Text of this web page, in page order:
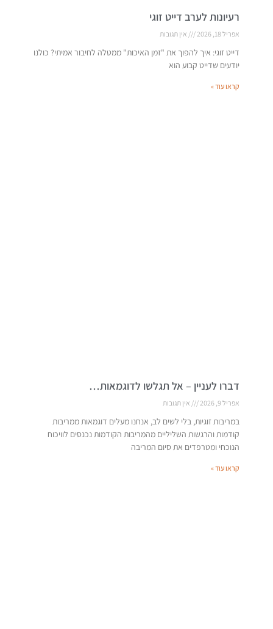
רעיונות לערב דייט זוגי
אפריל 18, 2026 אין תגובות
דייט זוגי: איך להפוך את "זמן האיכות" ממטלה לחיבור אמיתי? כולנו
יודעים שדייט קבוע הוא
קראו עוד »
דברו לעניין – אל תגלשו לדוגמאות…
אפריל 9, 2026 אין תגובות
במריבות זוגיות, בלי לשים לב, אנחנו מעלים דוגמאות ממריבות
קודמות והרגשות השליליים מהמריבות הקודמות נכנסים לוויכוח
הנוכחי ומטרפדים את סיום המריבה
קראו עוד »